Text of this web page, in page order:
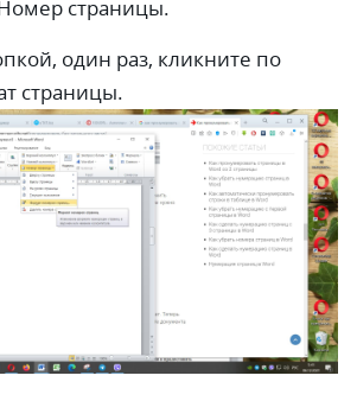
страницы.
один раз, кликните по
страницы.